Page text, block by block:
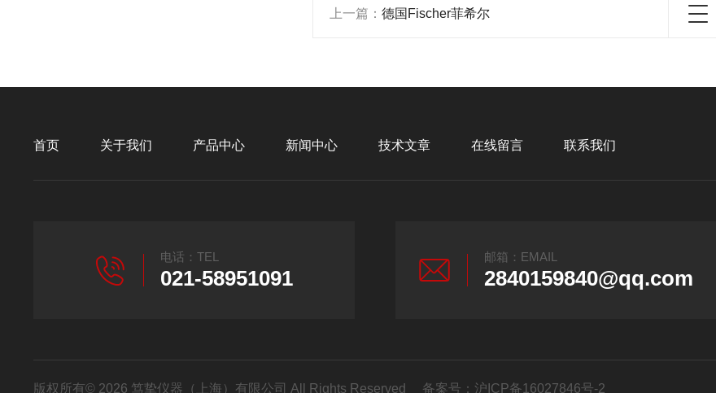
上一篇： 德国Fischer菲希尔
首页 关于我们 产品中心 新闻中心 技术文章 在线留言 联系我们
电话：TEL
021-58951091
邮箱：EMAIL
2840159840@qq.com
版权所有© 2026 笃挚仪器（上海）有限公司 All Rights Reserved 备案号： 沪ICP备16027846号-2